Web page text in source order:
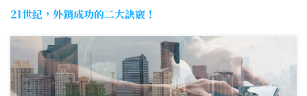
21世紀，外銷成功的二大訣竅！